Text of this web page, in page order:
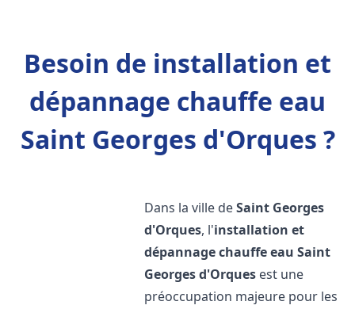
Besoin de installation et
dépannage chauffe eau
Saint Georges d'Orques ?
Dans la ville deSaint Georges
d'Orques, l'installation et
dépannage chauffe eau Saint
Georges d'Orques est une
préoccupation majeure pour les